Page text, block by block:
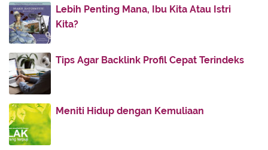
► July(51)
▼ June(38)
Hapuslah Air Mata di Pipi, Hilangkan Lara di Hati
Bila Tiba Waktu Berpisah
Orang Paling Berani
Negeri Qur'an
Nasihat Bagi Penguasa
Lebih Penting Mana, Ibu Kita Atau Istri
Kita?
Tips Agar Backlink Profil Cepat Terindeks
Meniti Hidup dengan Kemuliaan